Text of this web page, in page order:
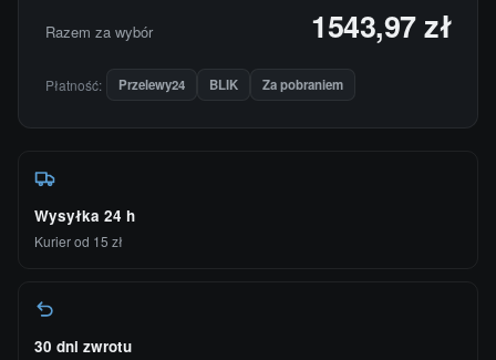
Razem za wybór 1543,97 zł
Płatność: Przelewy24 BLIK Za pobraniem
Wysyłka 24 h
Kurier od 15 zł
30 dni zwrotu